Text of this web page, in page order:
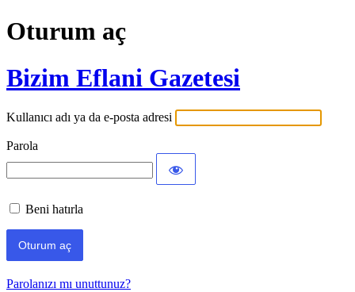
Oturum aç
Bizim Eflani Gazetesi
Kullanıcı adı ya da e-posta adresi
Parola
Beni hatırla
Parolanızı mı unuttunuz?